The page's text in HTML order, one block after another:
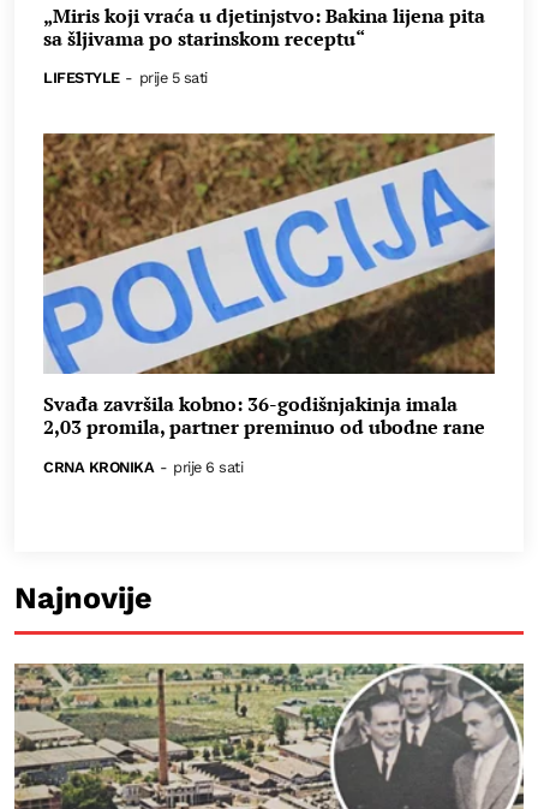
„Miris koji vraća u djetinjstvo: Bakina lijena pita
sa šljivama po starinskom receptu“
LIFESTYLE - prije 5 sati
Svađa završila kobno: 36-godišnjakinja imala
2,03 promila, partner preminuo od ubodne rane
CRNA KRONIKA - prije 6 sati
Najnovije